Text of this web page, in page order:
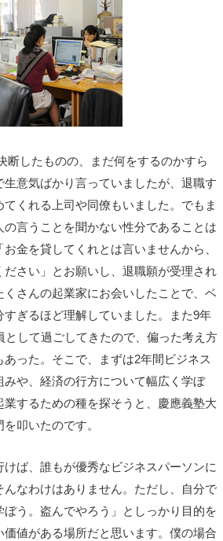
したものの、まだ何をするのかすら
意気ばかり言っていましたが、退職す
くれる上司や同僚もいました。でもま
言うことを聞かない性分であることは
金を貸してくれとは言いませんから、
さい」とお願いし、退職願が受理され
くさんの起業家にお会いしたことで、ベ
すぎるほど理解していました。また9年
として過ごしてきたので、偏った考え方
った。そこで、まずは2年間ビジネス
みや、経済の行方について幅広く学ぼ
業するための種を探そうと、慶應義塾大
叩いたのです。
ば、誰もが優秀なビジネスパーソンに
なわけはありません。ただし、自分で
ぼう。盗んでやろう」としっかり目的を
値がある場所だと思います。僕の場合